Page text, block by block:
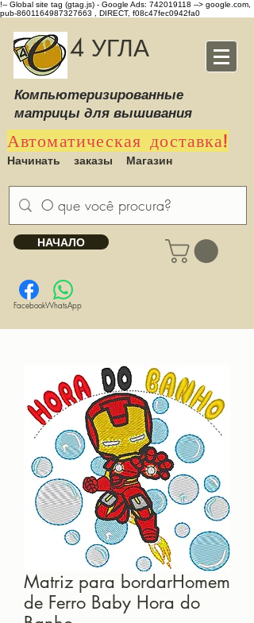
!-- Global site tag (gtag.js) - Google Ads: 742019118 --> google.com,
pub-8601164987327663 , DIRECT, f08c47fec0942fa0
4 УГЛА
Компьютеризированные
матрицы для вышивания
Автоматическая доставка!
Начинать заказы Магазин
НАЧАЛО
FacebookWhatsApp
Matriz para bordarHomem
de Ferro Baby Hora do